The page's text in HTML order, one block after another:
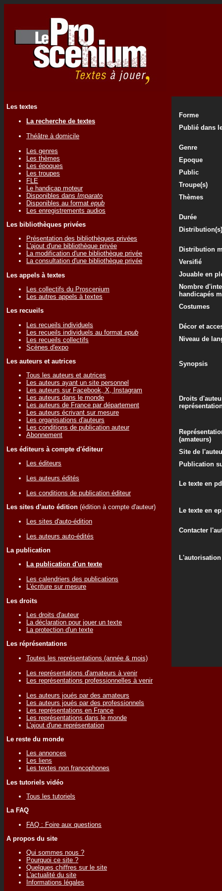
Les textes
La recherche de textes
Théâtre à domicile
Les genres
Les thèmes
Les époques
Les troupes
FLE
Le handicap moteur
Disponibles dans Imparato
Disponibles au format epub
Les enregistrements audios
Les bibliothèques privées
Présentation des bibliothèques privées
L'ajout d'une bibliothèque privée
La modification d'une bibliothèque privée
La consultation d'une bibliothèque privée
Les appels à textes
Les collectifs du Proscenium
Les autres appels à textes
Les recueils
Les recueils individuels
Les recueils individuels au format epub
Les recueils collectifs
Scènes d'expo
Les auteurs et autrices
Tous les auteurs et autrices
Les auteurs ayant un site personnel
Les auteurs sur Facebook, X, Instagram
Les auteurs dans le monde
Les auteurs de France par département
Les auteurs écrivant sur mesure
Les organisations d'auteurs
Les conditions de publication auteur
Abonnement
Les éditeurs à compte d'éditeur
Les éditeurs
Les auteurs édités
Les conditions de publication éditeur
Les sites d'auto édition (édition à compte d'auteur)
Les sites d'auto-édition
Les auteurs auto-édités
La publication
La publication d'un texte
Les calendriers des publications
L'écriture sur mesure
Les droits
Les droits d'auteur
La déclaration pour jouer un texte
La protection d'un texte
Les réprésentations
Toutes les représentations (année & mois)
Les représentations d'amateurs à venir
Les représentations professionnelles à venir
Les auteurs joués par des amateurs
Les auteurs joués par des professionnels
Les représentations en France
Les représentations dans le monde
L'ajout d'une représentation
Le reste du monde
Les annonces
Les liens
Les textes non francophones
Les tutoriels vidéo
Tous les tutoriels
La FAQ
FAQ : Foire aux questions
A propos du site
Qui sommes nous ?
Pourquoi ce site ?
Quelques chiffres sur le site
L'actualité du site
Informations légales
Forme
Publié dans
Genre
Epoque
Public
Troupe(s)
Thèmes
Durée
Distribution(s)
Distribution
Versifié
Jouable en
Nombre
handicapés
Costumes
Décor et
Niveau de
Synopsis
Droits
(amateurs)
Site de
Publication
Le texte en
Le texte en
Contacter
L'autorisation